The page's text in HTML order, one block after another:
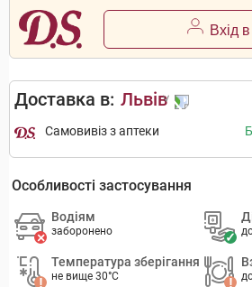
Вхід
Доставка в: Львів
Самовивіз з аптеки
Особливості застосування
Водіям
заборонено
Температура зберігання
не вище 30°C